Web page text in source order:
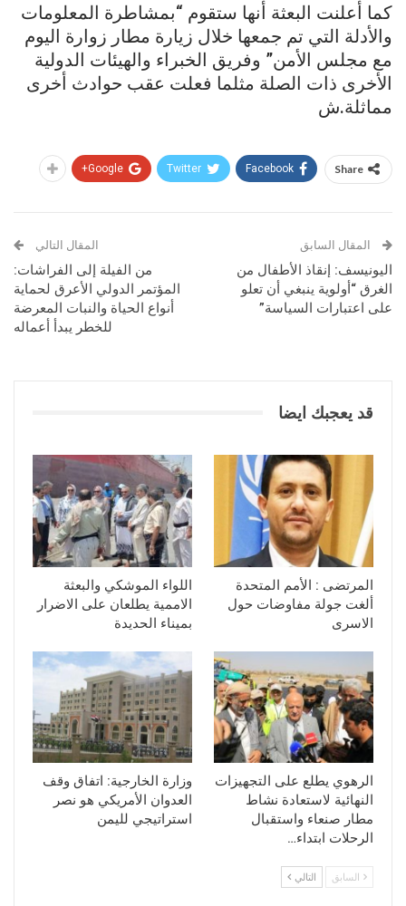
كما أعلنت البعثة أنها ستقوم “بمشاطرة المعلومات
والأدلة التي تم جمعها خلال زيارة مطار زوارة اليوم
مع مجلس الأمن” وفريق الخبراء والهيئات الدولية
الأخرى ذات الصلة مثلما فعلت عقب حوادث أخرى
مماثلة.ش
Share
Facebook
Twitter
Google+
المقال السابق
اليونيسف: إنقاذ الأطفال من
الغرق “أولوية ينبغي أن تعلو
على اعتبارات السياسة”
المقال التالي
من الفيلة إلى الفراشات:
المؤتمر الدولي الأعرق لحماية
أنواع الحياة والنبات المعرضة
للخطر يبدأ أعماله
قد يعجبك ايضا
المرتضى : الأمم المتحدة
ألغت جولة مفاوضات حول
الاسرى
اللواء الموشكي والبعثة
الاممية يطلعان على الاضرار
بميناء الحديدة
الرهوي يطلع على التجهيزات
النهائية لاستعادة نشاط
مطار صنعاء واستقبال
الرحلات ابتداء…
وزارة الخارجية: اتفاق وقف
العدوان الأمريكي هو نصر
استراتيجي لليمن
السابق التالي